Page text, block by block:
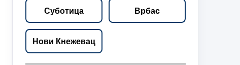
Суботица Врбас
Нови Кнежевац